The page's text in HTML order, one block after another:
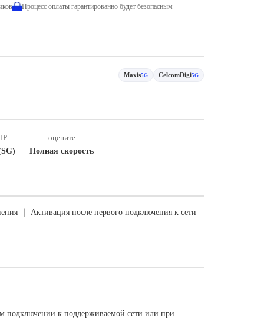
Процесс оплаты гарантированно будет безопасным
Maxis5G CelcomDigi5G
оцените
Полная скорость
｜ Активация после первого подключения к сети
подключении к поддерживаемой сети или при